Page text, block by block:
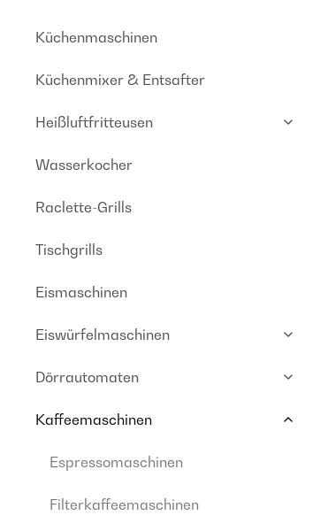
Küchenmaschinen
Küchenmixer & Entsafter
Heißluftfritteusen
Wasserkocher
Raclette-Grills
Tischgrills
Eismaschinen
Eiswürfelmaschinen
Dörrautomaten
Kaffeemaschinen
Espressomaschinen
Filterkaffeemaschinen